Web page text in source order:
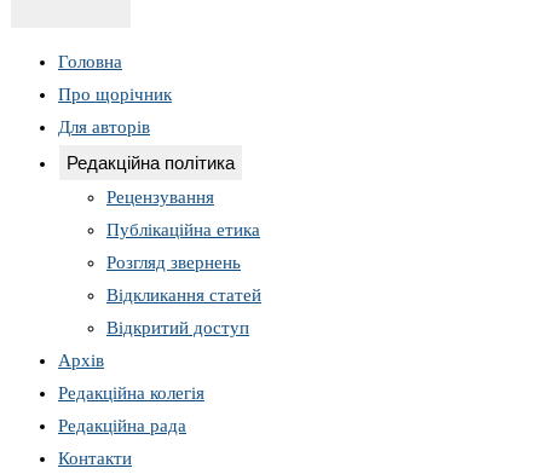
Головна
Про щорічник
Для авторів
Редакційна політика
Рецензування
Публікаційна етика
Розгляд звернень
Відкликання статей
Відкритий доступ
Архів
Редакційна колегія
Редакційна рада
Контакти